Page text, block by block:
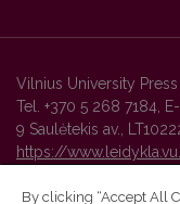
Vilnius University Press
Tel. +370 5 268 7184,
9 Saulėtekis av.,
https://
By clicking “Accept All